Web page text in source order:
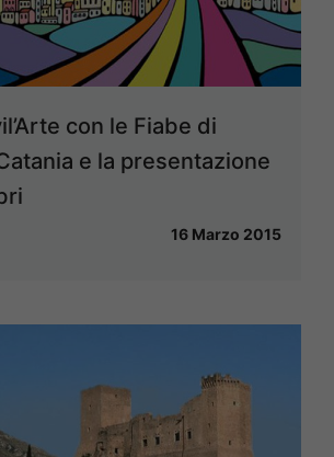
con le Fiabe di
e la presentazione
16 Marzo 2015